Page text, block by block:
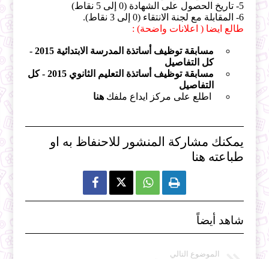
5- تاريخ الحصول على الشهادة (0 إلى 5 نقاط)
6- المقابلة مع لجنة الانتقاء (0 إلى 3 نقاط).
طالع ايضا ( اعلانات واضحة) :
مسابقة توظيف أساتذة المدرسة الابتدائية 2015 -
كل التفاصيل
مسابقة توظيف أساتذة التعليم الثانوي 2015 - كل
التفاصيل
اطلع على مركز ايداع ملفكهنا
يمكنك مشاركة المنشور للاحنفاظ به او
طباعته هنا
  
شاهد أيضاً
الموضوع التالي